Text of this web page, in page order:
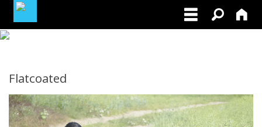
BLIV MEDLEM / BECOME A MEMBER
Flatcoated